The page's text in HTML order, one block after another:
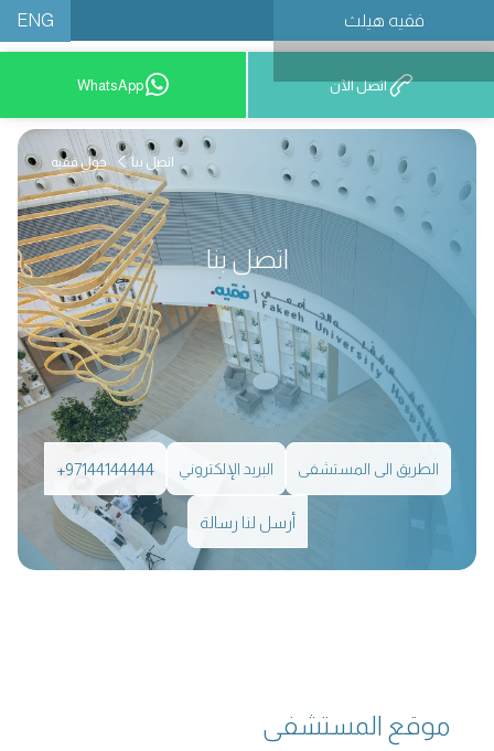
فقيه هيلث ENG
احجز موعدًا اتصل الآن WhatsApp
+97144144444 البريد الإلكتروني الطريق الى المستشفى
أرسل لنا رسالة
اتصل بنا
حول فقيه اتصل بنا
موقع المستشفى